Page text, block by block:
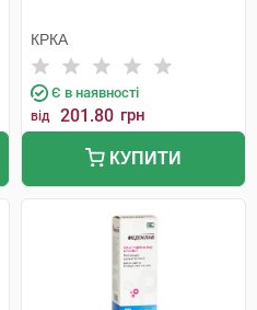
КРКА
Є в наявності
від 201.80 грн
КУПИТИ